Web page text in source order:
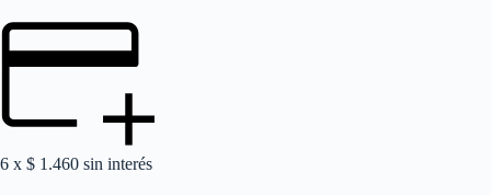
6 x $ 1.460 sin interés